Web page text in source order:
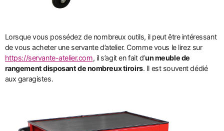
Lorsque vous possédez de nombreux outils, il peut être intéressant
de vous acheter une servante d’atelier. Comme vous le lirez sur
https://servante-atelier.com, il s’agit en fait d’un meuble de
rangement disposant de nombreux tiroirs. Il est souvent dédié
aux garagistes.